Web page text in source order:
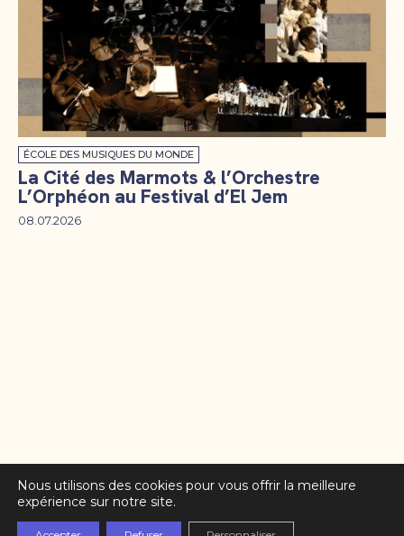
ÉCOLE DES MUSIQUES DU MONDE
La Cité des Marmots & l’Orchestre
L’Orphéon au Festival d’El Jem
08.07.2026
Nous utilisons des cookies pour vous offrir la meilleure
expérience sur notre site.